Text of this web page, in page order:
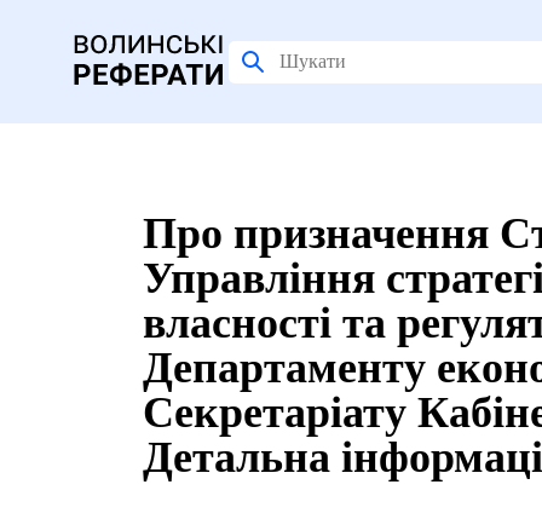
Про призначення
Управління
власності та
Департаменту
Секретаріату
Детальна